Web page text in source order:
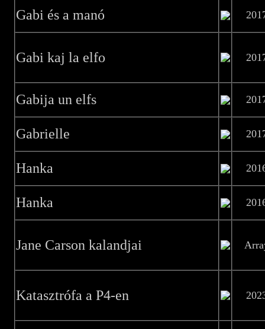
Gabi és a manó
Gabi kaj la elfo
Gabija un elfs
Gabrielle
Hanka
Hanka
Jane Carson kalandjai
Katasztrófa a P4-en